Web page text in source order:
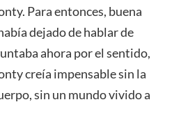
Para entonces, buena
dejado de hablar de
ahora por el sentido,
creía impensable sin la
sin un mundo vivido a